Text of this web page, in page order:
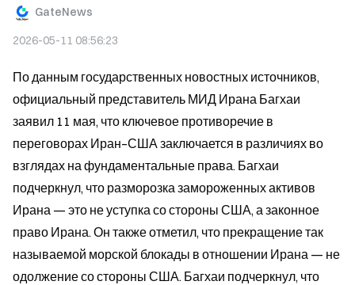
GateNews
2026-05-11 08:56:23
По данным государственных новостных источников,
официальный представитель МИД Ирана Багхаи
заявил 11 мая, что ключевое противоречие в
переговорах Иран–США заключается в различиях во
взглядах на фундаментальные права. Багхаи
подчеркнул, что разморозка замороженных активов
Ирана — это не уступка со стороны США, а законное
право Ирана. Он также отметил, что прекращение так
называемой морской блокады в отношении Ирана — не
одолжение со стороны США. Багхаи подчеркнул, что